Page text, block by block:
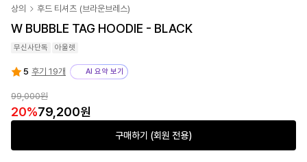
상의 후드 티셔츠 (브라운브레스)
W BUBBLE TAG HOODIE - BLACK
무신사단독 아울렛
5 후기 19개 AI 요약 보기
99,000원
20%79,200원
구매하기 (회원 전용)